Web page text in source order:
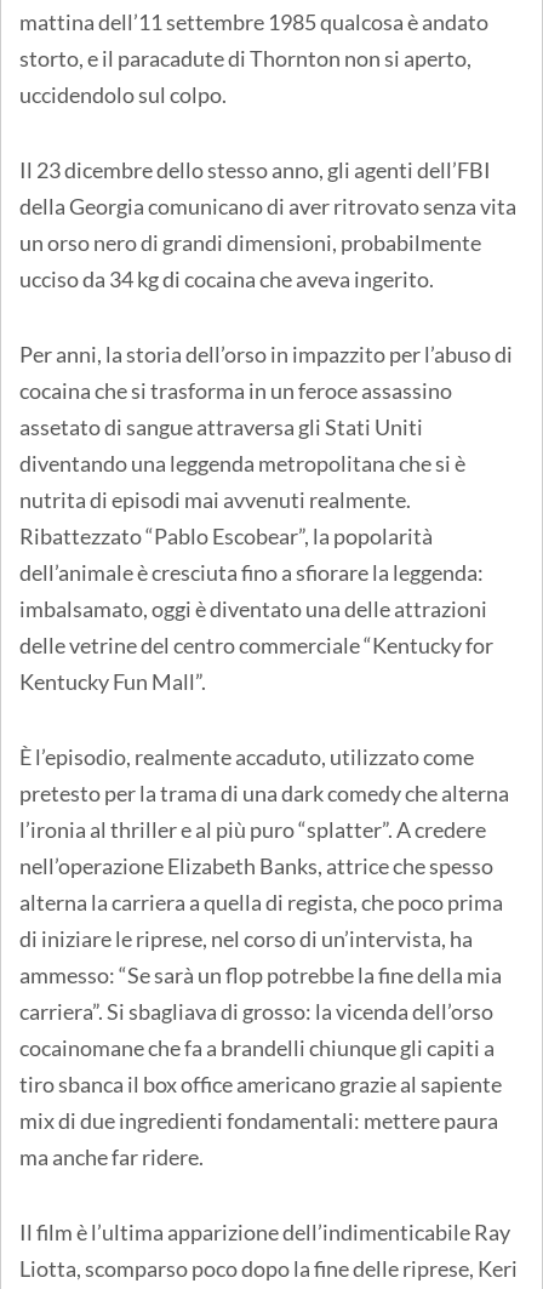
mattina dell’11 settembre 1985 qualcosa è andato
storto, e il paracadute di Thornton non si aperto,
uccidendolo sul colpo.
Il 23 dicembre dello stesso anno, gli agenti dell’FBI
della Georgia comunicano di aver ritrovato senza vita
un orso nero di grandi dimensioni, probabilmente
ucciso da 34 kg di cocaina che aveva ingerito.
Per anni, la storia dell’orso in impazzito per l’abuso di
cocaina che si trasforma in un feroce assassino
assetato di sangue attraversa gli Stati Uniti
diventando una leggenda metropolitana che si è
nutrita di episodi mai avvenuti realmente.
Ribattezzato “Pablo Escobear”, la popolarità
dell’animale è cresciuta fino a sfiorare la leggenda:
imbalsamato, oggi è diventato una delle attrazioni
delle vetrine del centro commerciale “Kentucky for
Kentucky Fun Mall”.
È l’episodio, realmente accaduto, utilizzato come
pretesto per la trama di una dark comedy che alterna
l’ironia al thriller e al più puro “splatter”. A credere
nell’operazione Elizabeth Banks, attrice che spesso
alterna la carriera a quella di regista, che poco prima
di iniziare le riprese, nel corso di un’intervista, ha
ammesso: “Se sarà un flop potrebbe la fine della mia
carriera”. Si sbagliava di grosso: la vicenda dell’orso
cocainomane che fa a brandelli chiunque gli capiti a
tiro sbanca il box office americano grazie al sapiente
mix di due ingredienti fondamentali: mettere paura
ma anche far ridere.
Il film è l’ultima apparizione dell’indimenticabile Ray
Liotta, scomparso poco dopo la fine delle riprese, Keri